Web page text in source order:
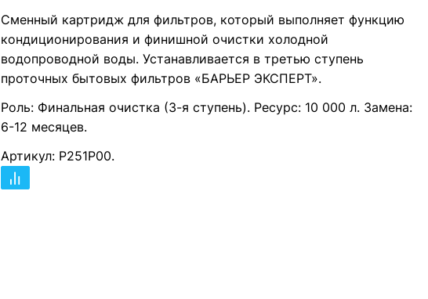
Сменный картридж для фильтров, который выполняет функцию
кондиционирования и финишной очистки холодной
водопроводной воды. Устанавливается в третью ступень
проточных бытовых фильтров «БАРЬЕР ЭКСПЕРТ».
Роль: Финальная очистка (3-я ступень). Ресурс: 10 000 л. Замена:
6-12 месяцев.
Артикул: Р251Р00.